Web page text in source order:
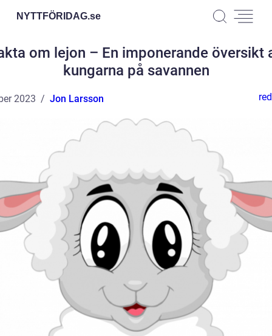
NYTTFÖRIDAG.se
om lejon – En imponerande översikt
kungarna på savannen
2023 Jon Larsson